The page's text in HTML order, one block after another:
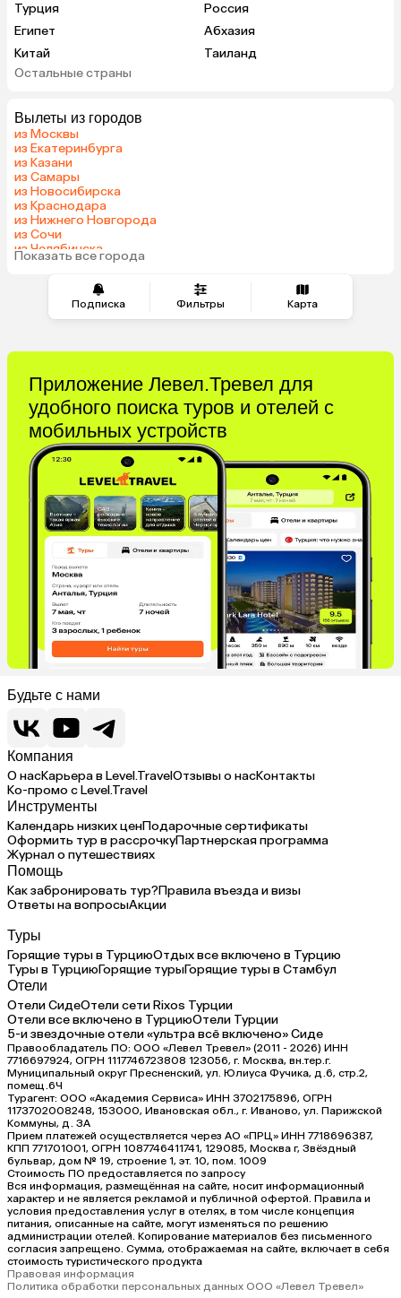
Подписка Фильтры Карта
Турция
Россия
Египет
Абхазия
Китай
Таиланд
Вьетнам
Грузия
Армения
Казахстан
Узбекистан
Сербия
Катар
Иордания
Саудовская Аравия
Таджикистан
Венгрия
Болгария
Остальные страны
Вылеты из городов
из Москвы
из Екатеринбурга
из Казани
из Самары
из Новосибирска
из Краснодара
из Нижнего Новгорода
из Сочи
из Челябинска
из Тюмени
Показать все города
Приложение Левел.Тревел для
удобного поиска туров и отелей с
мобильных устройств
Будьте с нами
Компания
О насКарьера в Level.TravelОтзывы о насКонтакты
Ко-промо с Level.Travel
Инструменты
Календарь низких ценПодарочные сертификаты
Оформить тур в рассрочкуПартнерская программа
Журнал о путешествиях
Помощь
Как забронировать тур?Правила въезда и визы
Ответы на вопросыАкции
Туры
Горящие туры в ТурциюОтдых все включено в Турцию
Туры в ТурциюГорящие турыГорящие туры в Стамбул
Отели
Отели СидеОтели сети Rixos Турции
Отели все включено в ТурциюОтели Турции
5-и звездочные отели «ультра всё включено» Сиде
Правообладатель ПО: ООО «Левел Тревел» (2011 - 2026) ИНН
7716697924, ОГРН 1117746723808 123056, г. Москва, вн.тер.г.
Муниципальный округ Пресненский, ул. Юлиуса Фучика, д.6, стр.2,
помещ.6Ч
Турагент: ООО «Академия Сервиса» ИНН 3702175896, ОГРН
1173702008248, 153000, Ивановская обл., г. Иваново, ул. Парижской
Коммуны, д. ЗА
Прием платежей осуществляется через АО «ПРЦ» ИНН 7718696387,
КПП 771701001, ОГРН 1087746411741, 129085, Москва г, Звёздный
бульвар, дом № 19, строение 1, эт. 10, пом. 1009
Стоимость ПО предоставляется по запросу
Вся информация, размещённая на сайте, носит информационный
характер и не является рекламой и публичной офертой. Правила и
условия предоставления услуг в отелях, в том числе концепция
питания, описанные на сайте, могут изменяться по решению
администрации отелей. Копирование материалов без письменного
согласия запрещено. Сумма, отображаемая на сайте, включает в себя
стоимость туристического продукта
Правовая информация
Политика обработки персональных данных ООО «Левел Тревел»